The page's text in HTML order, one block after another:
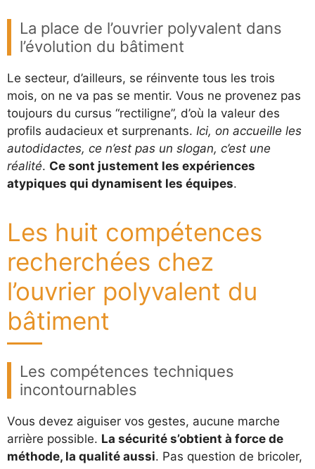
La place de l’ouvrier polyvalent dans
l’évolution du bâtiment
Le secteur, d’ailleurs, se réinvente tous les trois
mois, on ne va pas se mentir. Vous ne provenez pas
toujours du cursus “rectiligne”, d’où la valeur des
profils audacieux et surprenants. Ici, on accueille les
autodidactes, ce n’est pas un slogan, c’est une
réalité. Ce sont justement les expériences
atypiques qui dynamisent les équipes.
Les huit compétences
recherchées chez
l’ouvrier polyvalent du
bâtiment
Les compétences techniques
incontournables
Vous devez aiguiser vos gestes, aucune marche
arrière possible. La sécurité s’obtient à force de
méthode, la qualité aussi. Pas question de bricoler,